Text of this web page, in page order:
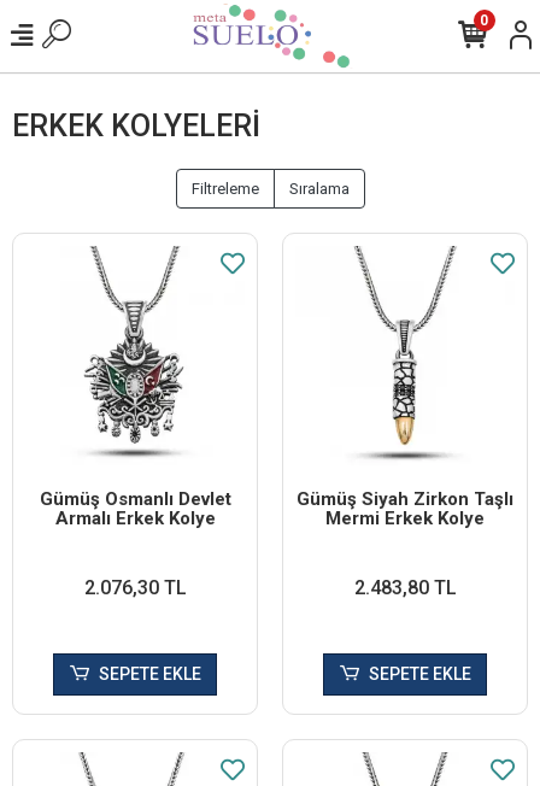
0
ERKEK KOLYELERI
Filtreleme Sıralama
Gümüş Osmanlı Devlet
Armalı Erkek Kolye
2.076,30 TL
SEPETE EKLE
Gümüş Siyah Zirkon Taşlı
Mermi Erkek Kolye
2.483,80 TL
SEPETE EKLE